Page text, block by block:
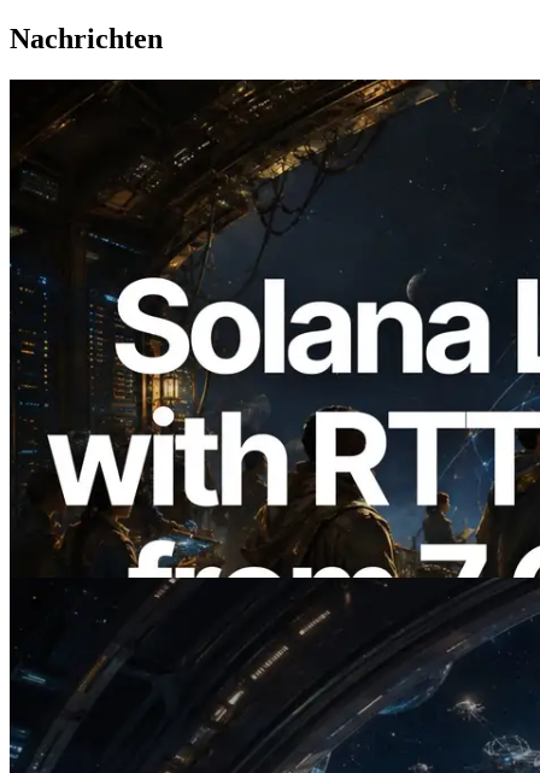
Nachrichten
2026.08.05
ERPC erweitert Solana Leader Slot API
um Ping-Messung aus 7 globalen
Regionen — Validators Information API
ebenfalls gestartet
Lesen Sie diesen Artikel